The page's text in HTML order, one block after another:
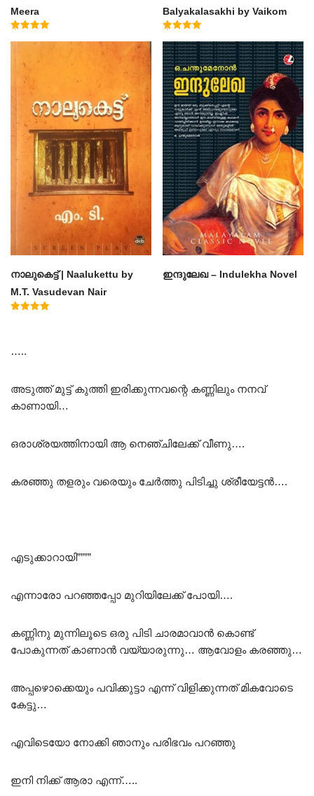
Meera
Balyakalasakhi by Vaikom
Muhammad Basheer
4.60
out of 5
നാലുകെട്ട് | Naalukettu by
M.T. Vasudevan Nair
ഇന്ദുലേഖ – Indulekha Novel
…..
അടുത്ത് മുട്ട് കുത്തി ഇരിക്കുന്നവന്റെ കണ്ണിലും നനവ്
കാണായി…
ഒരാശ്രയത്തിനായി ആ നെഞ്ചിലേക്ക് വീണു….
കരഞ്ഞു തളരും വരെയും ചേർത്തു പിടിച്ചു ശ്രീയേട്ടൻ….
എടുക്കാറായി””””
എന്നാരോ പറഞ്ഞപ്പോ മുറിയിലേക്ക് പോയി….
കണ്ണിനു മുന്നിലൂടെ ഒരു പിടി ചാരമാവാൻ കൊണ്ട്
പോകുന്നത് കാണാൻ വയ്യാരുന്നു… ആവോളം കരഞ്ഞു…
അപ്പഴൊക്കെയും പവിക്കുട്ടാ എന്ന് വിളിക്കുന്നത് മികവോടെ
കേട്ടു…
എവിടെയോ നോക്കി ഞാനും പരിഭവം പറഞ്ഞു
ഇനി നിക്ക് ആരാ എന്ന്…..